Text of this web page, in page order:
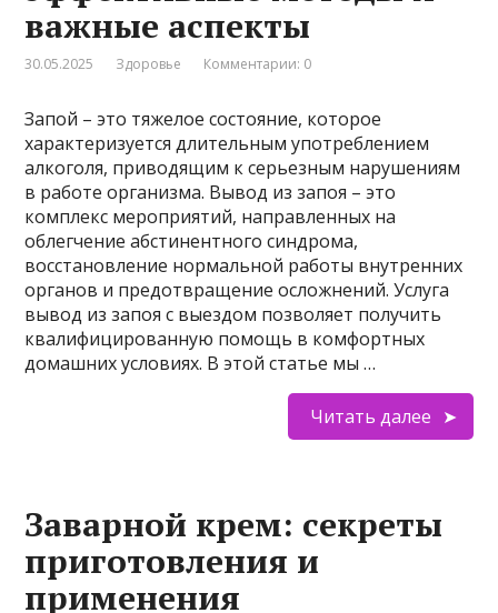
важные аспекты
30.05.2025 Здоровье Комментарии: 0
Запой – это тяжелое состояние, которое
характеризуется длительным употреблением
алкоголя, приводящим к серьезным нарушениям
в работе организма. Вывод из запоя – это
комплекс мероприятий, направленных на
облегчение абстинентного синдрома,
восстановление нормальной работы внутренних
органов и предотвращение осложнений. Услуга
вывод из запоя с выездом позволяет получить
квалифицированную помощь в комфортных
домашних условиях. В этой статье мы …
Читать далее
Заварной крем: секреты
приготовления и
применения